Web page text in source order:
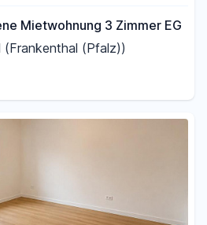
Mietwohnung 3 Zimmer EG
(Pfalz))